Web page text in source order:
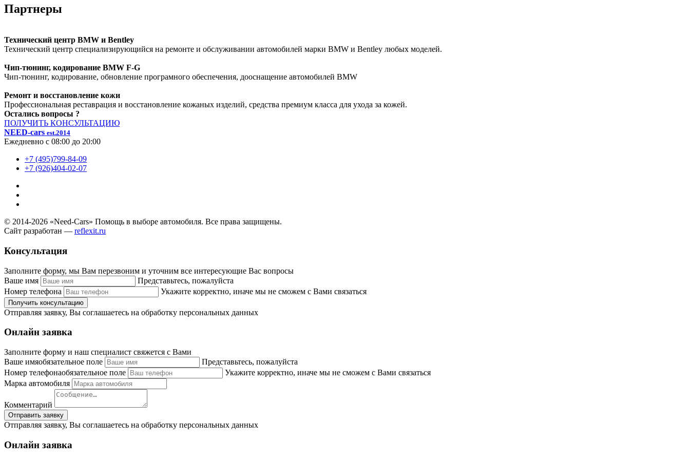
Партнеры
Технический центр BMW и Bentley
Технический центр специализирующийся на ремонте и обслуживании автомобилей марки BMW и Bentley любых моделей.
Чип-тюнинг, кодирование BMW F-G
Чип-тюнинг, кодирование, обновление програмного обеспечения, дооснащение автомобилей BMW
Ремонт и восстановление кожи
Профессиональная реставрация и восстановление кожаных изделий, средства премиум класса для ухода за кожей.
Остались вопросы ?
ПОЛУЧИТЬ КОНСУЛЬТАЦИЮ
NEED-сars est.2014
Ежедневно с 08:00 до 20:00
+7 (495)799-84-09
+7 (926)404-02-07
© 2014-2026 «Need-Cars» Помощь в выборе автомобиля. Все права защищены.
Сайт разработан — reflexit.ru
Консультация
Заполните форму, мы Вам перезвоним и уточним все интересующие Вас вопросы
Ваше имя
Представьтесь, пожалуйста
Номер телефона
Укажите корректно, иначе мы не сможем с Вами связаться
Отправляя заявку, Вы соглашаетесь на обработку персональных данных
Онлайн заявка
Заполните форму и наш специалист свяжется с Вами
Ваше имяобязательное поле
Представьтесь, пожалуйста
Номер телефонаобязательное поле
Укажите корректно, иначе мы не сможем с Вами связаться
Марка автомобиля
Комментарий
Отправляя заявку, Вы соглашаетесь на обработку персональных данных
Онлайн заявка